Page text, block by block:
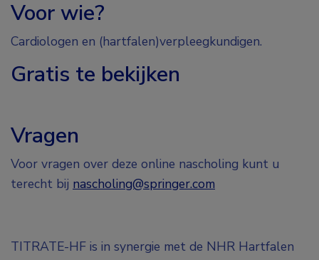
Voor wie?
Cardiologen en (hartfalen)verpleegkundigen.
Gratis te bekijken
Vragen
Voor vragen over deze online nascholing kunt u
terecht bij nascholing@springer.com
TITRATE-HF is in synergie met de NHR Hartfalen